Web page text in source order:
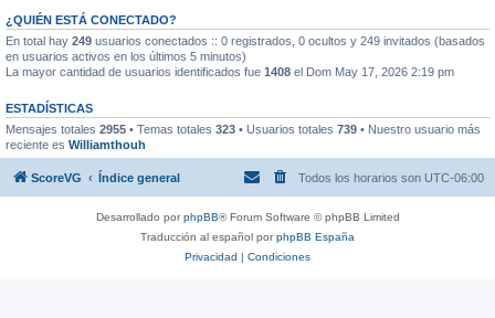
¿QUIÉN ESTÁ CONECTADO?
En total hay 249 usuarios conectados :: 0 registrados, 0 ocultos y 249 invitados (basados
en usuarios activos en los últimos 5 minutos)
La mayor cantidad de usuarios identificados fue 1408 el Dom May 17, 2026 2:19 pm
ESTADÍSTICAS
Mensajes totales 2955 • Temas totales 323 • Usuarios totales 739 • Nuestro usuario más
reciente es Williamthouh
ScoreVG Índice general Todos los horarios son UTC-06:00
Desarrollado porphpBB® Forum Software © phpBB Limited
Traducción al español porphpBB España
Privacidad | Condiciones